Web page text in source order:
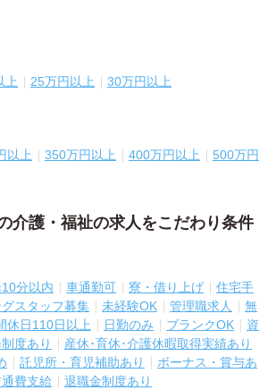
上 25万円以上 30万円以上
以上 350万円以上 400万円以上
500万円
介護・福祉の求人をこだわり条件
分以内 車通勤可 寮・借り上げ
住宅手
スタッフ募集 未経験OK 管理職求人
無
休日110日以上 日勤のみ ブランクOK
資
度あり
産休･育休･介護休暇取得実績あり
託児所・育児補助あり
ボーナス・賞与あ
費支給 退職金制度あり